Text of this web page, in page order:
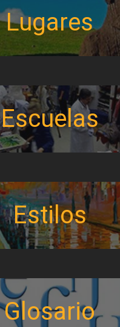
Lugares
Escuelas
Estilos
Glosario